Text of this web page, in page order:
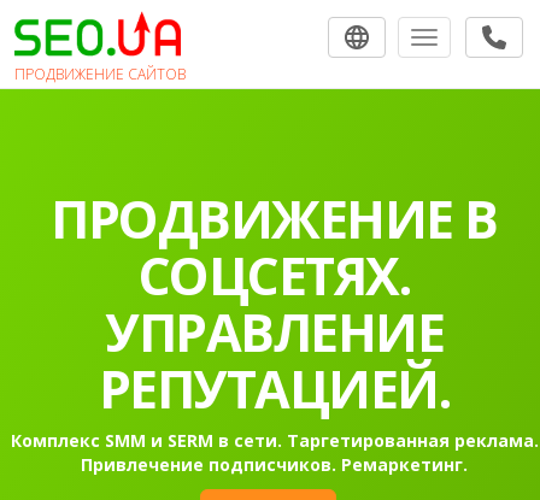
ПРОДВИЖЕНИЕ САЙТОВ
Toggle
ПРОДВИЖЕНИЕ В
СОЦСЕТЯХ.
УПРАВЛЕНИЕ
РЕПУТАЦИЕЙ.
Комплекс SMM и SERM в сети. Таргетированная реклама.
Привлечение подписчиков. Ремаркетинг.